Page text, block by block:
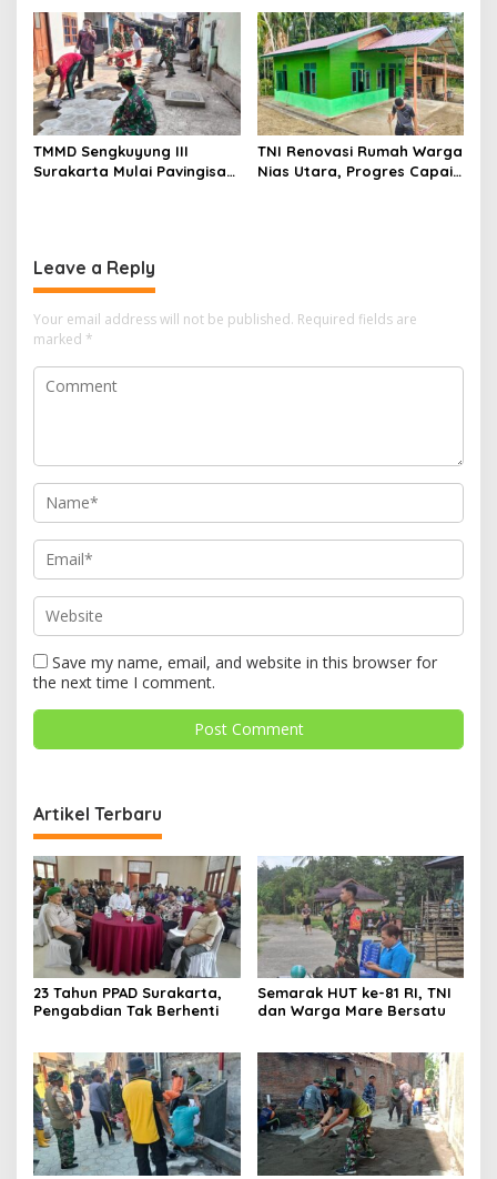
TMMD Sengkuyung III
Surakarta Mulai Pavingisasi
TNI Renovasi Rumah Warga
Nias Utara, Progres Capai
Leave a Reply
Your email address will not be published. Required fields are
marked *
Save my name, email, and website in this browser for
the next time I comment.
Artikel Terbaru
23 Tahun PPAD Surakarta,
Pengabdian Tak Berhenti
Semarak HUT ke-81 RI, TNI
dan Warga Mare Bersatu